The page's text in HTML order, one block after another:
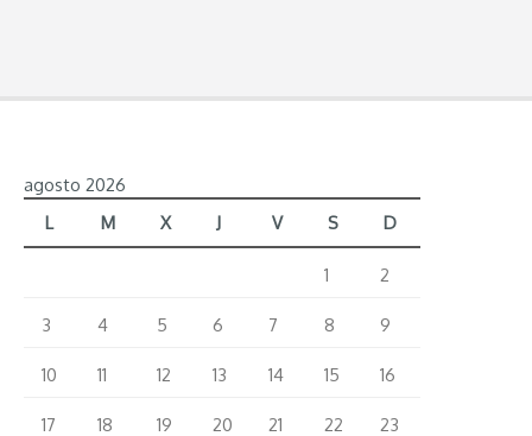
agosto 2026
L
M X J V S D
1 2
3 4 5 6 7 8 9
10 11 12 13 14 15 16
17 18 19 20 21 22 23